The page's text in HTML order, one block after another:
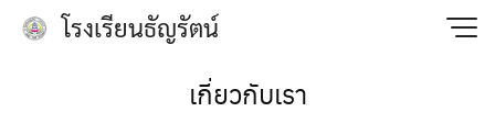
โรงเรียนธัญรัตน์
เกี่ยวกับเรา